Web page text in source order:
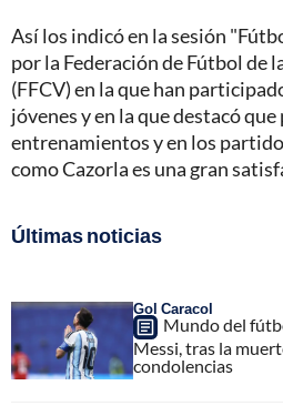
Así los indicó en la sesión
por la Federación de Fútbol de
(FFCV) en la que han
jóvenes y en la que destacó
entrenamientos y en los
como Cazorla es una gran
Últimas noticias
Gol Caracol
Mundo del
Messi, tras la
condolencias